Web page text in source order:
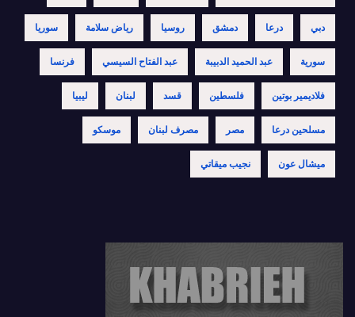
دبي درعا دمشق روسيا رياض سلامة سوريا
سورية عبد الحميد الدبيبة عبد الفتاح السيسي فرنسا
فلاديمير بوتين فلسطين قسد لبنان ليبيا
مسلحين درعا مصر مصرف لبنان موسكو
ميشال عون نجيب ميقاتي